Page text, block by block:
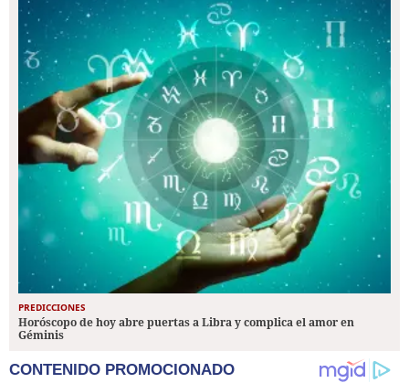
PREDICCIONES
Horóscopo de hoy abre puertas a Libra y complica el amor en
Géminis
CONTENIDO PROMOCIONADO